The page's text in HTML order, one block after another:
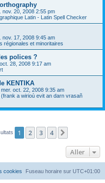
nov. 20, 2008 2:55 pm
Latin - Latin Spell Checker
nov. 17, 2008 9:45 am
régionales et minoritaires
polices ?
28, 2008 9:17 am
KENTIKA
mer. oct. 22, 2008 9:35 am
a wirioù evit an darn vrasañ
1 2 3 4
Aller
Fuseau horaire sur UTC+01:00
cookies